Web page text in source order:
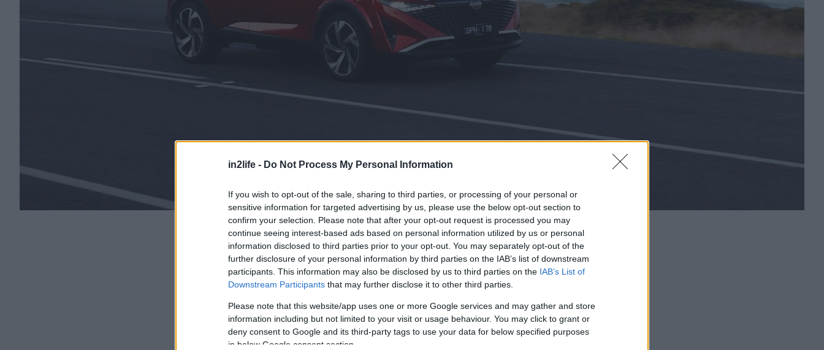
in2life - Do Not Process My Personal Information
If you wish to opt-out of the sale, sharing to third parties, or processing of your personal or
sensitive information for targeted advertising by us, please use the below opt-out section to
confirm your selection. Please note that after your opt-out request is processed you may
continue seeing interest-based ads based on personal information utilized by us or personal
information disclosed to third parties prior to your opt-out. You may separately opt-out of the
further disclosure of your personal information by third parties on the IAB’s list of downstream
participants. This information may also be disclosed by us to third parties on the IAB’s List of
Downstream Participants that may further disclose it to other third parties.
Please note that this website/app uses one or more Google services and may gather and store
information including but not limited to your visit or usage behaviour. You may click to grant or
deny consent to Google and its third-party tags to use your data for below specified purposes
in below Google consent section.